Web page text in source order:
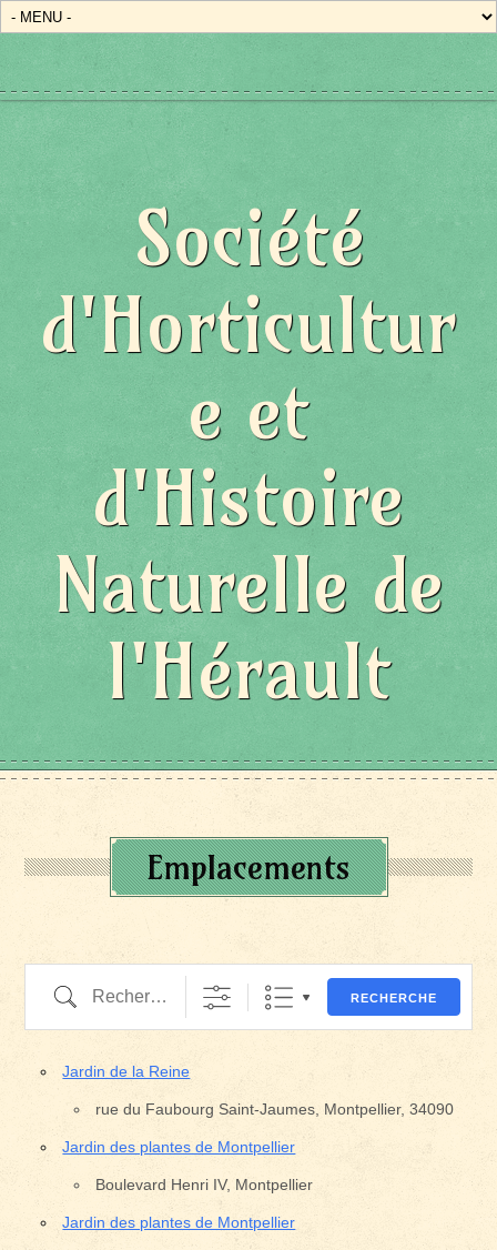
Société
d'Horticultur
e et
d'Histoire
Naturelle de
l'Hérault
Emplacements
Recherche RECHERCHE
Jardin de la Reine
rue du Faubourg Saint-Jaumes, Montpellier, 34090
Jardin des plantes de Montpellier
Boulevard Henri IV, Montpellier
Jardin des plantes de Montpellier
État/Pays